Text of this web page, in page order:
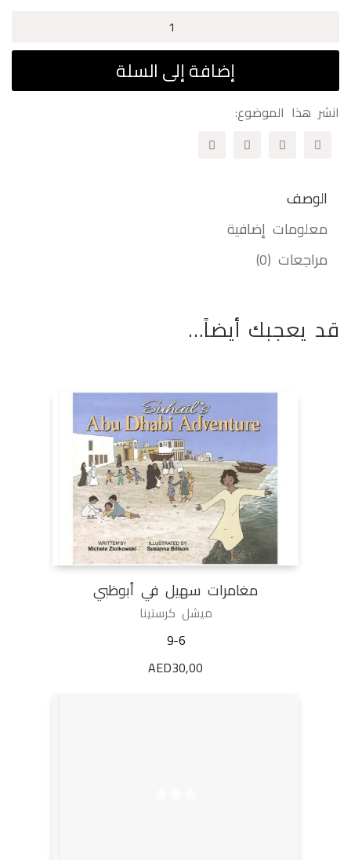
الجبل
إنجليزي
إضافة إلى السلة
انشر هذا الموضوع:
الوصف
معلومات إضافية
مراجعات (0)
قد يعجبك أيضاً…
مغامرات سهيل في أبوظبي
ميشل كرستينا
9-6
AED30,00